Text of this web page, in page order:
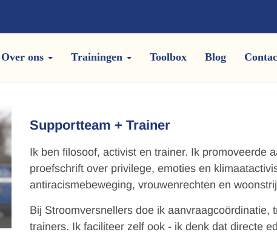
Over ons Trainingen Toolbox Blog
Supportteam + Trainer
Ik ben filosoof, activist en trainer. Ik promoveerde
proefschrift over privilege, emoties en
antiracismebeweging, vrouwenrechten en
Bij Stroomversnellers doe ik aanvraagcoördinatie,
trainers. Ik faciliteer zelf ook - ik denk dat directe